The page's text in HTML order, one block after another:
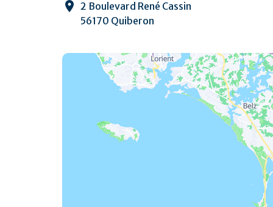
2 Boulevard René Cassin
56170 Quiberon